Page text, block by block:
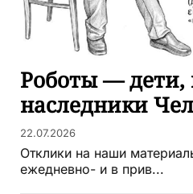
Роботы —
наследники
22.07.2026
Отклики на наши
ежедневно- и в прив...